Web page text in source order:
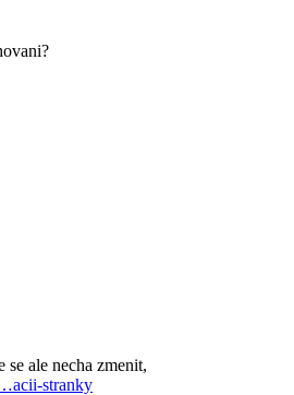
se ale necha zmenit,
stranky